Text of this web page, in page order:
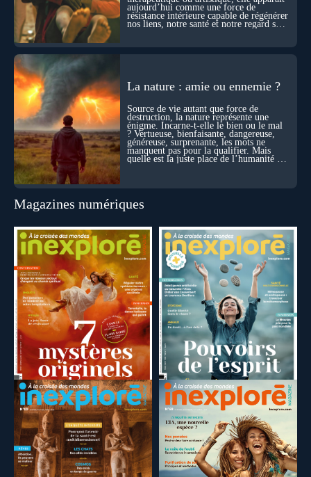
aujourd’hui comme une force de
résistance intérieure capable de régénérer
nos liens, notre santé et notre regard sur
le monde.
La nature : amie ou ennemie ?
Source de vie autant que force de
destruction, la nature représente une
énigme. Incarne-t-elle le bien ou le mal
? Vertueuse, bienfaisante, dangereuse,
généreuse, surprenante, les mots ne
manquent pas pour la qualifier. Mais
quelle est la juste place de l’humanité au
cœur du vivant ?
Magazines numériques